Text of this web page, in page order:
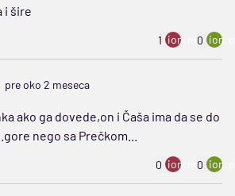
i šire
1 ion:minus
0
pre oko 2 meseca
ako ga dovede,on i Čaša ima da se do
nego sa Prečkom...
0 ion:minus
0